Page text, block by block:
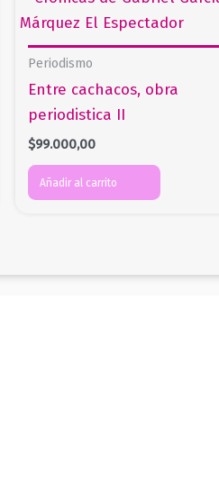
Periodismo
Entre cachacos, obra
periodistica II
$99.000,00
Añadir al carrito